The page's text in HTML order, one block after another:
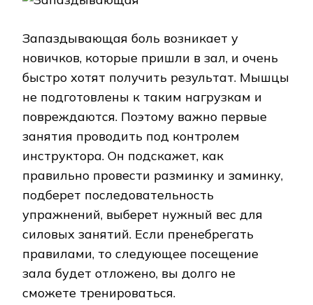
Запаздывающая боль возникает у
новичков, которые пришли в зал, и очень
быстро хотят получить результат. Мышцы
не подготовлены к таким нагрузкам и
повреждаются. Поэтому важно первые
занятия проводить под контролем
инструктора. Он подскажет, как
правильно провести разминку и заминку,
подберет последовательность
упражнений, выберет нужный вес для
силовых занятий. Если пренебрегать
правилами, то следующее посещение
зала будет отложено, вы долго не
сможете тренироваться.